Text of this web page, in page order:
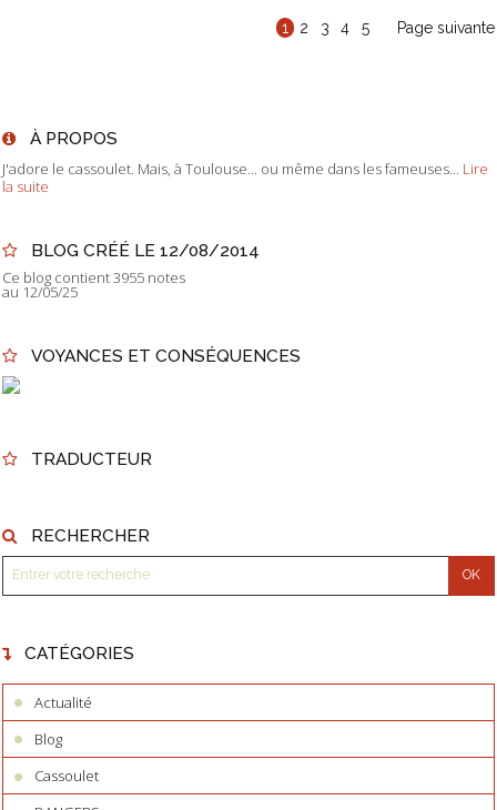
1 2 3 4 5 Page suivante
À PROPOS
J'adore le cassoulet. Mais, à Toulouse... ou même dans les fameuses...
Lire
la suite
BLOG CRÉÉ LE 12/08/2014
Ce blog contient 3955 notes
au 12/05/25
VOYANCES ET CONSÉQUENCES
TRADUCTEUR
RECHERCHER
CATÉGORIES
Actualité
Blog
Cassoulet